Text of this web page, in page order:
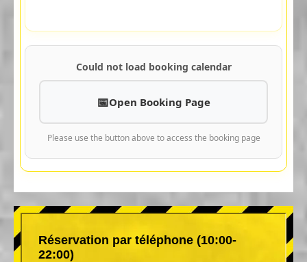
Could not load booking calendar
Open Booking Page
Please use the button above to access the booking page
Réservation par téléphone (10:00-
22:00)